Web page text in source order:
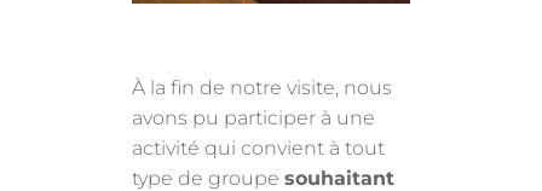
À la fin de notre visite, nous
avons pu participer à une
activité qui convient à tout
type de groupesouhaitant